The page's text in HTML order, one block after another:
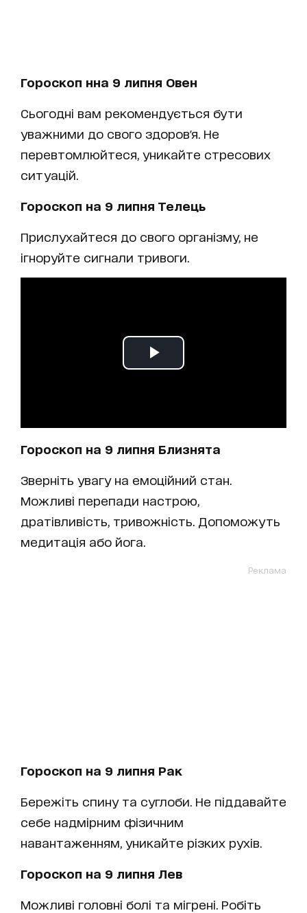
Гороскоп нна 9 липня Овен
Сьогодні вам рекомендується бути
уважними до свого здоров'я. Не
перевтомлюйтеся, уникайте стресових
ситуацій.
Гороскоп на 9 липня Телець
Прислухайтеся до свого організму, не
ігноруйте сигнали тривоги.
Гороскоп на 9 липня Близнята
Зверніть увагу на емоційний стан.
Можливі перепади настрою,
дратівливість, тривожність. Допоможуть
медитація або йога.
Реклама
Гороскоп на 9 липня Рак
Бережіть спину та суглоби. Не піддавайте
себе надмірним фізичним
навантаженням, уникайте різких рухів.
Гороскоп на 9 липня Лев
Можливі головні болі та мігрені. Робіть